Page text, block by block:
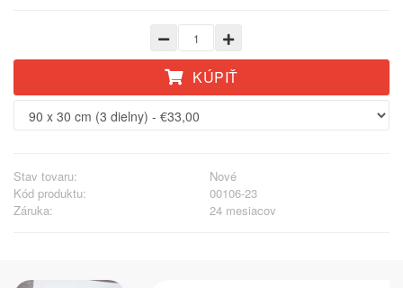
KÚPIŤ
Stav tovaru:
Nové
Kód produktu:
00106-23
Záruka:
24 mesiacov